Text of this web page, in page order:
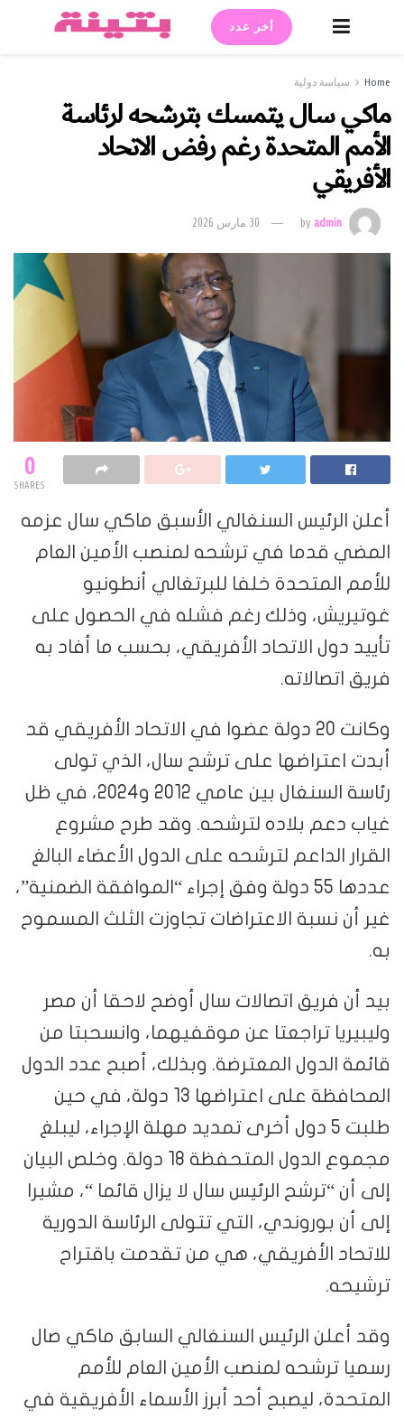
أخر عدد
Home سياسة دولية
ماكي سال يتمسك بترشحه لرئاسة
الأمم المتحدة رغم رفض الاتحاد
الأفريقي
byadmin 30 مارس 2026
0
SHARES
أعلن الرئيس السنغالي الأسبق ماكي سال عزمه
المضي قدما في ترشحه لمنصب الأمين العام
للأمم المتحدة خلفا للبرتغالي أنطونيو
غوتيريش، وذلك رغم فشله في الحصول على
تأييد دول الاتحاد الأفريقي، بحسب ما أفاد به
فريق اتصالاته.
وكانت 20 دولة عضوا في الاتحاد الأفريقي قد
أبدت اعتراضها على ترشح سال، الذي تولى
رئاسة السنغال بين عامي 2012 و2024، في ظل
غياب دعم بلاده لترشحه. وقد طرح مشروع
القرار الداعم لترشحه على الدول الأعضاء البالغ
عددها 55 دولة وفق إجراء “الموافقة الضمنية”،
غير أن نسبة الاعتراضات تجاوزت الثلث المسموح
به.
بيد أن فريق اتصالات سال أوضح لاحقا أن مصر
وليبيريا تراجعتا عن موقفيهما، وانسحبتا من
قائمة الدول المعترضة. وبذلك، أصبح عدد الدول
المحافظة على اعتراضها 13 دولة، في حين
طلبت 5 دول أخرى تمديد مهلة الإجراء، ليبلغ
مجموع الدول المتحفظة 18 دولة. وخلص البيان
إلى أن “ترشح الرئيس سال لا يزال قائما “، مشيرا
إلى أن بوروندي، التي تتولى الرئاسة الدورية
للاتحاد الأفريقي، هي من تقدمت باقتراح
ترشيحه.
وقد أعلن الرئيس السنغالي السابق ماكي صال
رسميا ترشحه لمنصب الأمين العام للأمم
المتحدة، ليصبح أحد أبرز الأسماء الأفريقية في